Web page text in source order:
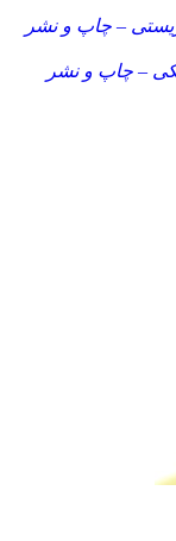
– چاپ و نشر
– چاپ و نشر